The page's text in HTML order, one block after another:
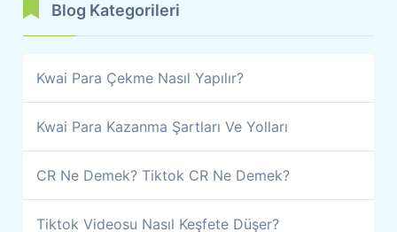
Blog Kategorileri
Kwai Para Çekme Nasıl Yapılır?
Kwai Para Kazanma Şartları Ve Yolları
CR Ne Demek? Tiktok CR Ne Demek?
Tiktok Videosu Nasıl Keşfete Düşer?